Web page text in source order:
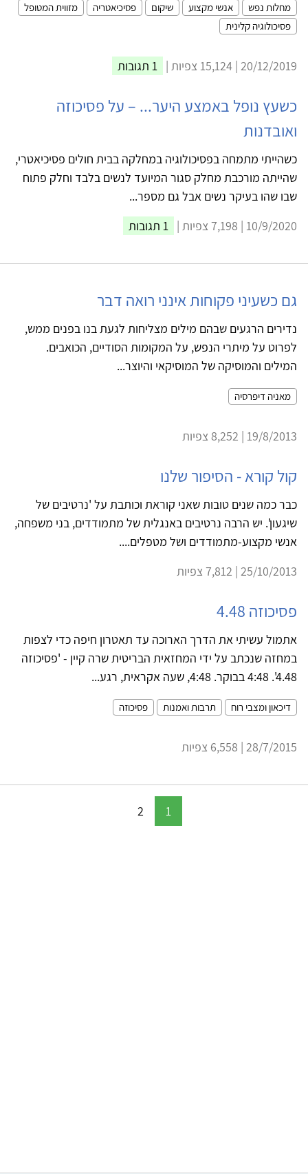
מחלות נפש אנשי מקצוע שיקום פסיכיאטריה
מזווית המטופל
פסיכולוגיה קלינית
20/12/2019 | 15,124 צפיות | 1 תגובות
כשעץ נופל באמצע היער... – על פסיכוזה
ואובדנות
כשהייתי מתמחה בפסיכולוגיה במחלקה בבית חולים פסיכיאטרי,
שהייתה מורכבת מחלק סגור המיועד לנשים בלבד וחלק פתוח
שבו שהו בעיקר נשים אבל גם מספר...
10/9/2020 | 7,198 צפיות |
1 תגובות
גם כשעיני פקוחות אינני רואה דבר
נדירים הרגעים שבהם מילים מצליחות לגעת בנו בפנים ממש,
לפרוט על מיתרי הנפש, על המקומות הסודיים, הכואבים.
המילים והמוסיקה של המוסיקאי והיוצר...
מאניה דיפרסיה
19/8/2013 | 8,252 צפיות
קול קורא - הסיפור שלנו
כבר כמה שנים טובות שאני קוראת וכותבת על 'נרטיבים של
שיגעון'. יש הרבה נרטיבים באנגלית של מתמודדים, בני משפחה,
אנשי מקצוע-מתמודדים ושל מטפלים....
25/10/2013 | 7,812 צפיות
פסיכוזה 4.48
אתמול עשיתי את הדרך הארוכה עד תאטרון חיפה כדי לצפות
במחזה שנכתב על ידי המחזאית הבריטית שרה קיין - 'פסיכוזה
4.48'. 4:48 בבוקר. 4:48, שעה אקראית, רגע...
דיכאון ומצבי רוח תרבות ואמנות פסיכוזה
28/7/2015 | 6,558 צפיות
1
2